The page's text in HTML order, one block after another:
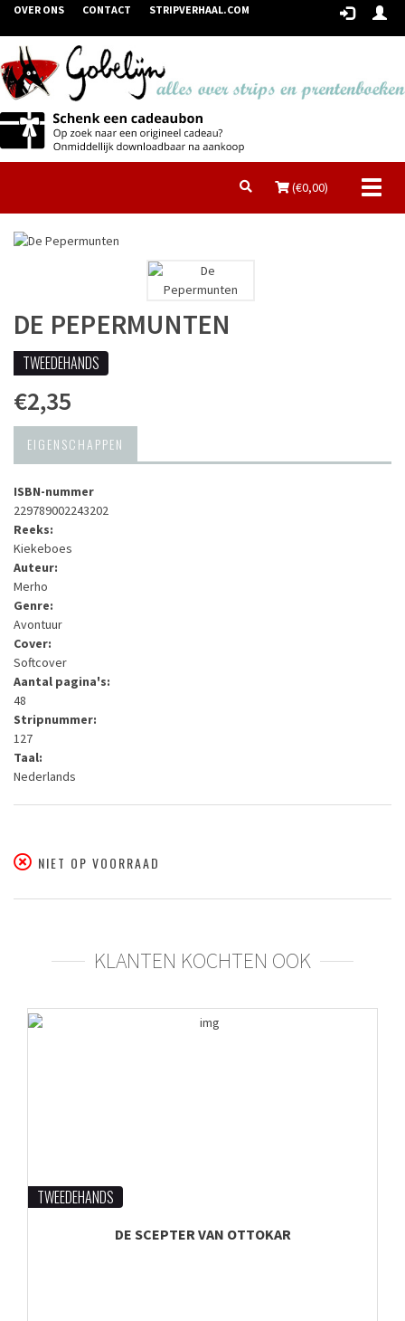
OVER ONS CONTACT STRIPVERHAAL.COM
(€0,00)
DE PEPERMUNTEN
TWEEDEHANDS
€2,35
EIGENSCHAPPEN
ISBN-nummer
229789002243202
Reeks:
Kiekeboes
Auteur:
Merho
Genre:
Avontuur
Cover:
Softcover
Aantal pagina's:
48
Stripnummer:
127
Taal:
Nederlands
NIET OP VOORRAAD
KLANTEN KOCHTEN OOK
TWEEDEHANDS
DE SCEPTER VAN OTTOKAR